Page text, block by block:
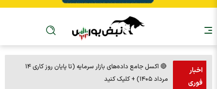
اخبار
فوری
🔴 اکسل جامع داده‌های بازار سرمایه (تا پایان روز کاری ۱۴
مرداد ۱۴۰۵) + کلیک کنید